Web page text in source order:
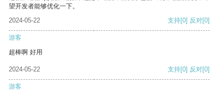
望开发者能够优化一下。
2024-05-22
支持[0] 反对[0]
游客
超棒啊 好用
2024-05-22 支持[0] 反对[0]
游客